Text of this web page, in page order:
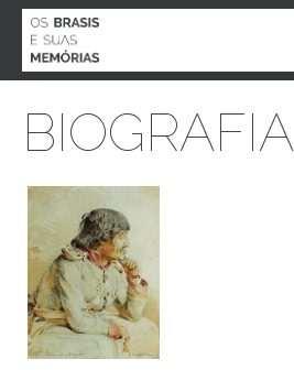
O PROJETO
BIOGRAFIAS
ACERVO
PARTICIPE
CONTATO
ESPECIAL COVID 19
BIOGRAFIA